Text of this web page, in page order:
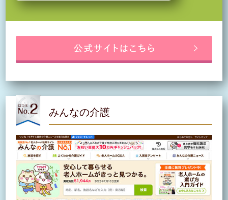
みんなの介護